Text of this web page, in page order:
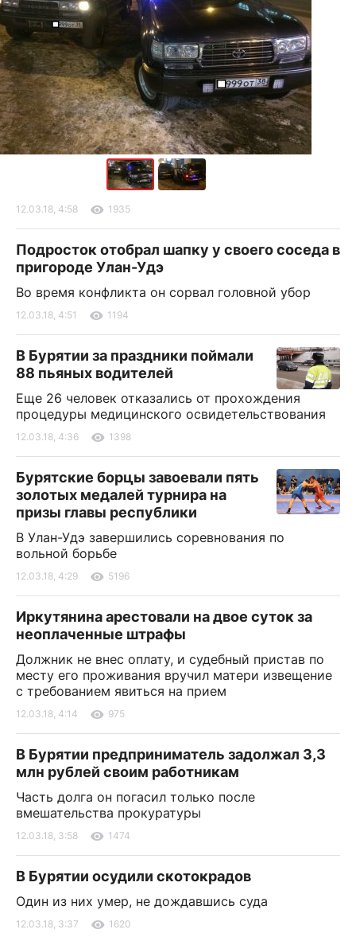
12.03.18, 4:58 1935
Подросток отобрал шапку у своего соседа в
пригороде Улан-Удэ
Во время конфликта он сорвал головной убор
12.03.18, 4:51 1194
В Бурятии за праздники поймали
88 пьяных водителей
Еще 26 человек отказались от прохождения
процедуры медицинского освидетельствования
12.03.18, 4:36 1398
Бурятские борцы завоевали пять
золотых медалей турнира на
призы главы республики
В Улан-Удэ завершились соревнования по
вольной борьбе
12.03.18, 4:29 5196
Иркутянина арестовали на двое суток за
неоплаченные штрафы
Должник не внес оплату, и судебный пристав по
месту его проживания вручил матери извещение
с требованием явиться на прием
12.03.18, 4:14 975
В Бурятии предприниматель задолжал 3,3
млн рублей своим работникам
Часть долга он погасил только после
вмешательства прокуратуры
12.03.18, 3:58 1474
В Бурятии осудили скотокрадов
Один из них умер, не дождавшись суда
12.03.18, 3:37 1620